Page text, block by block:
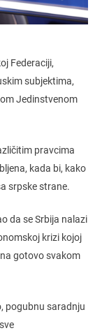
Federaciji,
subjektima,
Jedinstvenom
pravcima
kada bi, kako
srpske strane.
da se Srbija nalazi
krizi kojoj
gotovo svakom
pogubnu saradnju